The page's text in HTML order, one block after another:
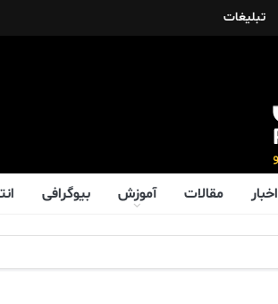
تبلیغات
اخبار مقالات آموزش بیوگرافی